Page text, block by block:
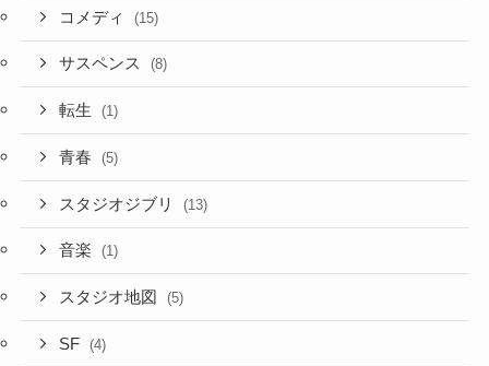
コメディ (15)
サスペンス (8)
転生 (1)
青春 (5)
スタジオジブリ (13)
音楽 (1)
スタジオ地図 (5)
SF (4)